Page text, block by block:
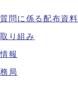
問に係る配布資料
り組み
報
局